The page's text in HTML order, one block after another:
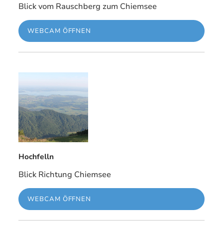
Blick vom Rauschberg zum Chiemsee
WEBCAM ÖFFNEN
Hochfelln
Blick Richtung Chiemsee
WEBCAM ÖFFNEN